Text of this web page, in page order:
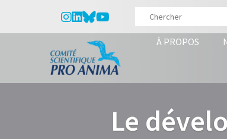
À PROPOS
Le